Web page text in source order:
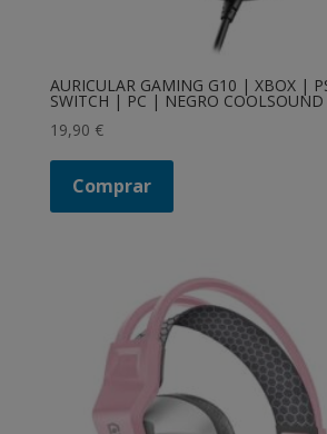
AURICULAR GAMING G10 | XBOX |
SWITCH | PC | NEGRO COOLSOUND
19,90 €
Comprar